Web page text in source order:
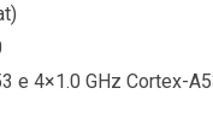
e 4×1.0 GHz Cortex-